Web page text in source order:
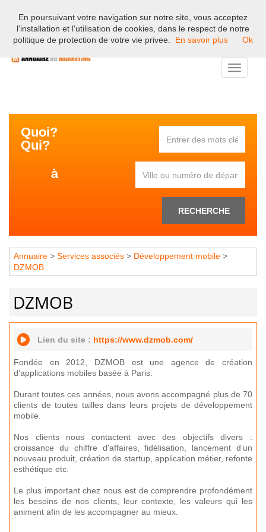
Bienvenue sur l'annuaire professionnel du marketing et de la
communication en France.
Toggle
Quoi?
Qui?
à
RECHERCHE
Annuaire > Services associés > Développement mobile >
DZMOB
DZMOB
Lien du site : https://www.dzmob.com/
Fondée en 2012, DZMOB est une agence de création
d’applications mobiles basée à Paris.
Durant toutes ces années, nous avons accompagné plus de 70
clients de toutes tailles dans leurs projets de développement
mobile.
Nos clients nous contactent avec des objectifs divers :
croissance du chiffre d'affaires, fidélisation, lancement d’un
nouveau produit, création de startup, application métier, refonte
esthétique etc.
Le plus important chez nous est de comprendre profondément
les besoins de nos clients, leur contexte, les valeurs qui les
animent afin de les accompagner au mieux.
En poursuivant votre navigation sur notre site, vous acceptez
l'installation et l'utilisation de cookies, dans le respect de notre
politique de protection de votre vie privee.
En savoir plus Ok